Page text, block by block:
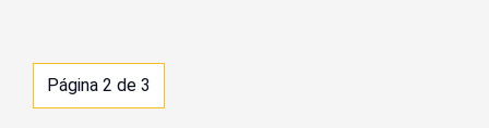
Página 2 de 3